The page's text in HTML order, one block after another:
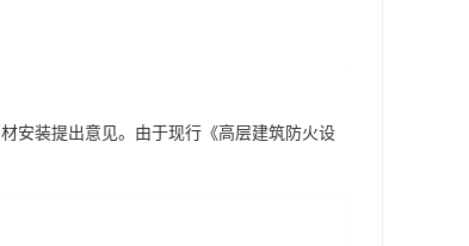
安装提出意见。由于现行《高层建筑防火设